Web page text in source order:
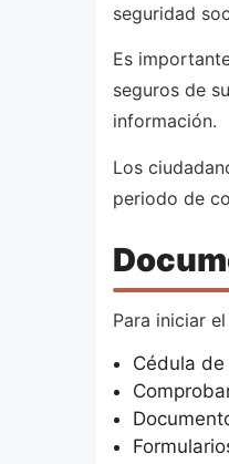
seguridad
Es
seguros de
información.
Los
periodo de
Para iniciar
Cédula